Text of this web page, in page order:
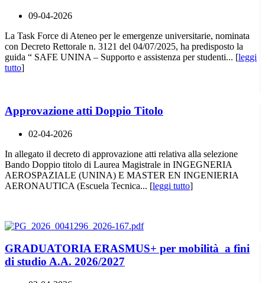
09-04-2026
La Task Force di Ateneo per le emergenze universitarie, nominata
con Decreto Rettorale n. 3121 del 04/07/2025, ha predisposto la
guida “ SAFE UNINA – Supporto e assistenza per studenti... [leggi
tutto]
Approvazione atti Doppio Titolo
02-04-2026
In allegato il decreto di approvazione atti relativa alla selezione
Bando Doppio titolo di Laurea Magistrale in INGEGNERIA
AEROSPAZIALE (UNINA) E MASTER EN INGENIERIA
AERONAUTICA (Escuela Tecnica... [leggi tutto]
GRADUATORIA ERASMUS+ per mobilità a fini
di studio A.A. 2026/2027